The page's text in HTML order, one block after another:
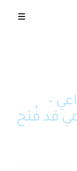
–
قد فُتح